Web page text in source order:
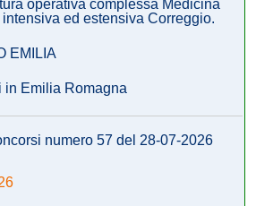
operativa complessa Medicina
ed estensiva Correggio.
EMILIA
in Emilia Romagna
numero 57 del 28-07-2026